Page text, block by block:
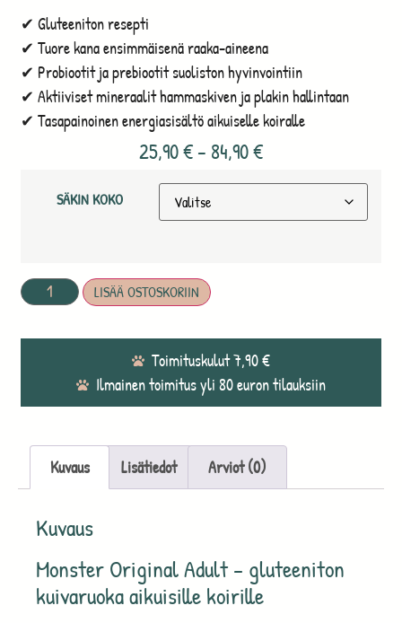
✔ Gluteeniton resepti
✔ Tuore kana ensimmäisenä raaka-aineena
✔ Probiootit ja prebiootit suoliston hyvinvointiin
✔ Aktiiviset mineraalit hammaskiven ja plakin hallintaan
✔ Tasapainoinen energiasisältö aikuiselle koiralle
25,90€– 84,90€
SÄKIN KOKO
LISÄÄ OSTOSKORIIN
Toimituskulut 7,90 €
Ilmainen toimitus yli 80 euron tilauksiin
Kuvaus Lisätiedot Arviot (0)
Kuvaus
Monster Original Adult – gluteeniton
kuivaruoka aikuisille koirille